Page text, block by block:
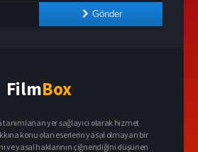
Gönder
FilmBox
tanımlanan yer sağlayıcı olarak hizmet
konu olan eserlerin yasal olmayan bir
ve yasal haklarının çiğnendiğini düşünen